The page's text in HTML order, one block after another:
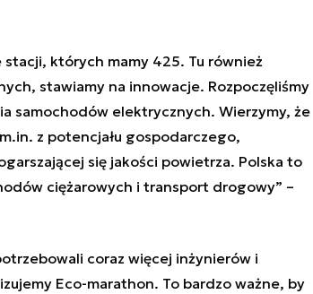
stacji, których mamy 425. Tu również
stawiamy na innowacje. Rozpoczęliśmy
samochodów elektrycznych. Wierzymy, że
z potencjału gospodarczego,
się jakości powietrza. Polska to
ciężarowych i transport drogowy” –
coraz więcej inżynierów i
Eco-marathon. To bardzo ważne, by